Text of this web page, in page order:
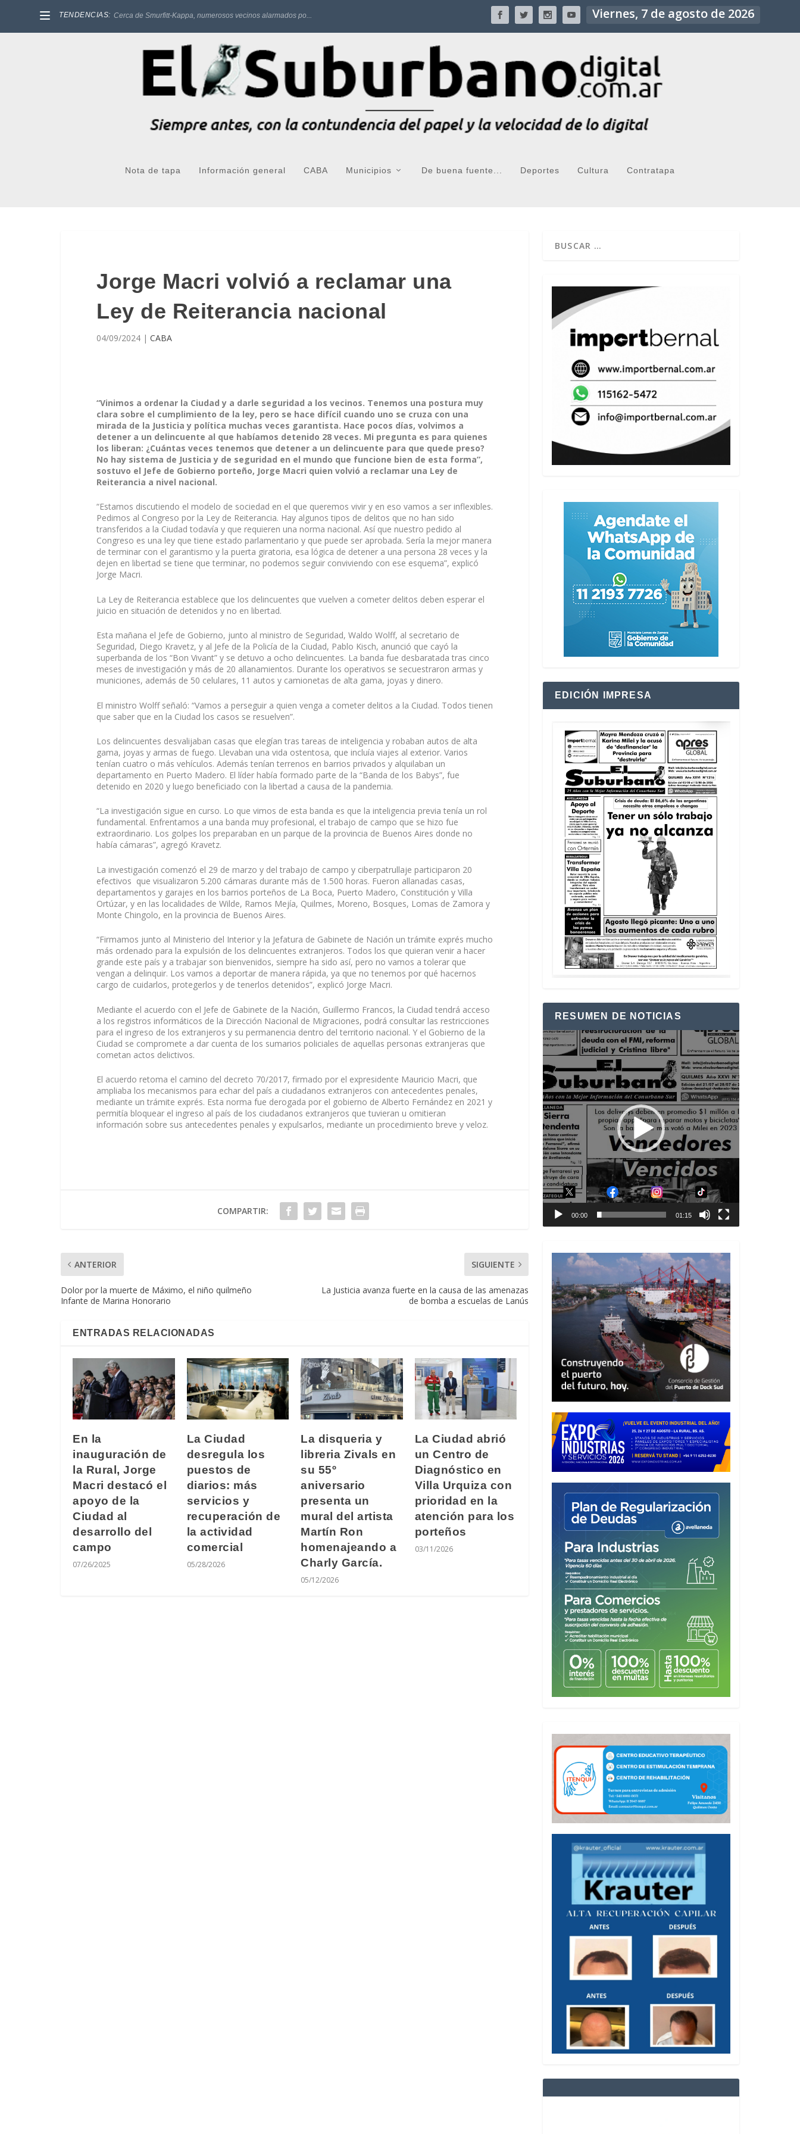
TENDENCIAS: Cerca de Smurfitt-Kappa, numerosos vecinos alarmados po... Viernes, 7 de agosto de 2026
Nota de tapa Información general CABA Municipios De buena fuente... Deportes Cultura Contratapa
Jorge Macri volvió a reclamar una
Ley de Reiterancia nacional
04/09/2024 | CABA
“Vinimos a ordenar la Ciudad y a darle seguridad a los vecinos. Tenemos una postura muy
clara sobre el cumplimiento de la ley, pero se hace difícil cuando uno se cruza con una
mirada de la Justicia y política muchas veces garantista. Hace pocos días, volvimos a
detener a un delincuente al que habíamos detenido 28 veces. Mi pregunta es para quienes
los liberan: ¿Cuántas veces tenemos que detener a un delincuente para que quede preso?
No hay sistema de Justicia y de seguridad en el mundo que funcione bien de esta forma”,
sostuvo el Jefe de Gobierno porteño, Jorge Macri quien volvió a reclamar una Ley de
Reiterancia a nivel nacional.
“Estamos discutiendo el modelo de sociedad en el que queremos vivir y en eso vamos a ser inflexibles.
Pedimos al Congreso por la Ley de Reiterancia. Hay algunos tipos de delitos que no han sido
transferidos a la Ciudad todavía y que requieren una norma nacional. Así que nuestro pedido al
Congreso es una ley que tiene estado parlamentario y que puede ser aprobada. Sería la mejor manera
de terminar con el garantismo y la puerta giratoria, esa lógica de detener a una persona 28 veces y la
dejen en libertad se tiene que terminar, no podemos seguir conviviendo con ese esquema”, explicó
Jorge Macri.
La Ley de Reiterancia establece que los delincuentes que vuelven a cometer delitos deben esperar el
juicio en situación de detenidos y no en libertad.
Esta mañana el Jefe de Gobierno, junto al ministro de Seguridad, Waldo Wolff, al secretario de
Seguridad, Diego Kravetz, y al Jefe de la Policía de la Ciudad, Pablo Kisch, anunció que cayó la
superbanda de los “Bon Vivant” y se detuvo a ocho delincuentes. La banda fue desbaratada tras cinco
meses de investigación y más de 20 allanamientos. Durante los operativos se secuestraron armas y
municiones, además de 50 celulares, 11 autos y camionetas de alta gama, joyas y dinero.
El ministro Wolff señaló: “Vamos a perseguir a quien venga a cometer delitos a la Ciudad. Todos tienen
que saber que en la Ciudad los casos se resuelven”.
Los delincuentes desvalijaban casas que elegían tras tareas de inteligencia y robaban autos de alta
gama, joyas y armas de fuego. Llevaban una vida ostentosa, que incluía viajes al exterior. Varios
tenían cuatro o más vehículos. Además tenían terrenos en barrios privados y alquilaban un
departamento en Puerto Madero. El líder había formado parte de la “Banda de los Babys”, fue
detenido en 2020 y luego beneficiado con la libertad a causa de la pandemia.
“La investigación sigue en curso. Lo que vimos de esta banda es que la inteligencia previa tenía un rol
fundamental. Enfrentamos a una banda muy profesional, el trabajo de campo que se hizo fue
extraordinario. Los golpes los preparaban en un parque de la provincia de Buenos Aires donde no
había cámaras”, agregó Kravetz.
La investigación comenzó el 29 de marzo y del trabajo de campo y ciberpatrullaje participaron 20
efectivos que visualizaron 5.200 cámaras durante más de 1.500 horas. Fueron allanadas casas,
departamentos y garajes en los barrios porteños de La Boca, Puerto Madero, Constitución y Villa
Ortúzar, y en las localidades de Wilde, Ramos Mejía, Quilmes, Moreno, Bosques, Lomas de Zamora y
Monte Chingolo, en la provincia de Buenos Aires.
“Firmamos junto al Ministerio del Interior y la Jefatura de Gabinete de Nación un trámite exprés mucho
más ordenado para la expulsión de los delincuentes extranjeros. Todos los que quieran venir a hacer
grande este país y a trabajar son bienvenidos, siempre ha sido así, pero no vamos a tolerar que
vengan a delinquir. Los vamos a deportar de manera rápida, ya que no tenemos por qué hacernos
cargo de cuidarlos, protegerlos y de tenerlos detenidos”, explicó Jorge Macri.
Mediante el acuerdo con el Jefe de Gabinete de la Nación, Guillermo Francos, la Ciudad tendrá acceso
a los registros informáticos de la Dirección Nacional de Migraciones, podrá consultar las restricciones
para el ingreso de los extranjeros y su permanencia dentro del territorio nacional. Y el Gobierno de la
Ciudad se compromete a dar cuenta de los sumarios policiales de aquellas personas extranjeras que
cometan actos delictivos.
El acuerdo retoma el camino del decreto 70/2017, firmado por el expresidente Mauricio Macri, que
ampliaba los mecanismos para echar del país a ciudadanos extranjeros con antecedentes penales,
mediante un trámite exprés. Esta norma fue derogada por el gobierno de Alberto Fernández en 2021 y
permitía bloquear el ingreso al país de los ciudadanos extranjeros que tuvieran u omitieran
información sobre sus antecedentes penales y expulsarlos, mediante un procedimiento breve y veloz.
COMPARTIR:
ANTERIOR
Dolor por la muerte de Máximo, el niño quilmeño
Infante de Marina Honorario
SIGUIENTE
La Justicia avanza fuerte en la causa de las amenazas
de bomba a escuelas de Lanús
ENTRADAS RELACIONADAS
En la
inauguración de
la Rural, Jorge
Macri destacó el
apoyo de la
Ciudad al
desarrollo del
campo
07/26/2025
La Ciudad
desregula los
puestos de
diarios: más
servicios y
recuperación de
la actividad
comercial
05/28/2026
La disqueria y
libreria Zivals en
su 55º
aniversario
presenta un
mural del artista
Martín Ron
homenajeando a
Charly García.
05/12/2026
La Ciudad abrió
un Centro de
Diagnóstico en
Villa Urquiza con
prioridad en la
atención para los
porteños
03/11/2026
EDICIÓN IMPRESA
RESUMEN DE NOTICIAS
Reproductor
de
vídeo
00:00 01:15